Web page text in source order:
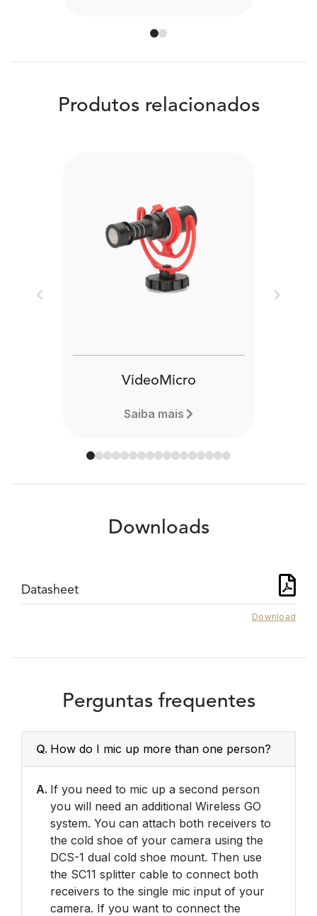
Produtos relacionados
VideoMicro
Saiba mais
Previous Next
Downloads
Datasheet
Download
Perguntas frequentes
Q. How do I mic up more than one person?
A. If you need to mic up a second person
you will need an additional Wireless GO
system. You can attach both receivers to
the cold shoe of your camera using the
DCS-1 dual cold shoe mount. Then use
the SC11 splitter cable to connect both
receivers to the single mic input of your
camera. If you want to connect the